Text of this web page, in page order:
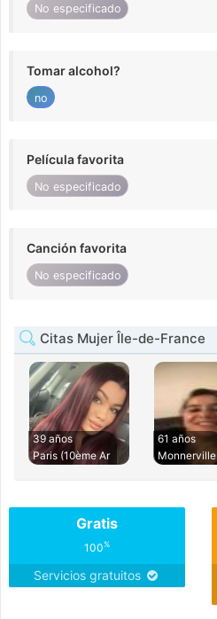
No especificado
Tomar alcohol?
no
Película favorita
No especificado
Canción favorita
No especificado
Citas Mujer Île-de-France
39 años
Paris (10ème Ar
61 años
Monnerville
Gratis
100%
Servicios gratuitos